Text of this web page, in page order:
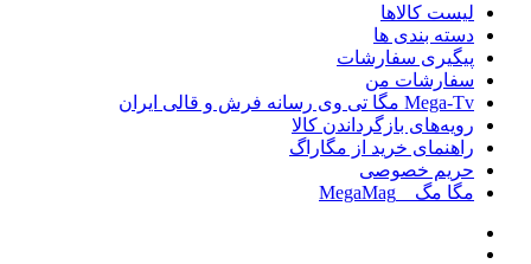
لیست کالاها
دسته بندی ها
پیگیری سفارشات
سفارشات من
Mega-Tv مگا تی وی رسانه فرش و قالی ایران
رویه‌های بازگرداندن کالا
راهنمای خرید از مگاراگ
حریم خصوصی
مگا مگ _ MegaMag